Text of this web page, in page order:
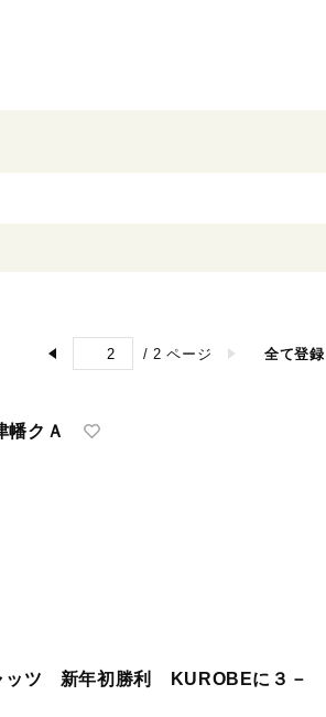
/ 2 ページ 全て登録
幡クＡ
ッツ 新年初勝利 KUROBEに３－